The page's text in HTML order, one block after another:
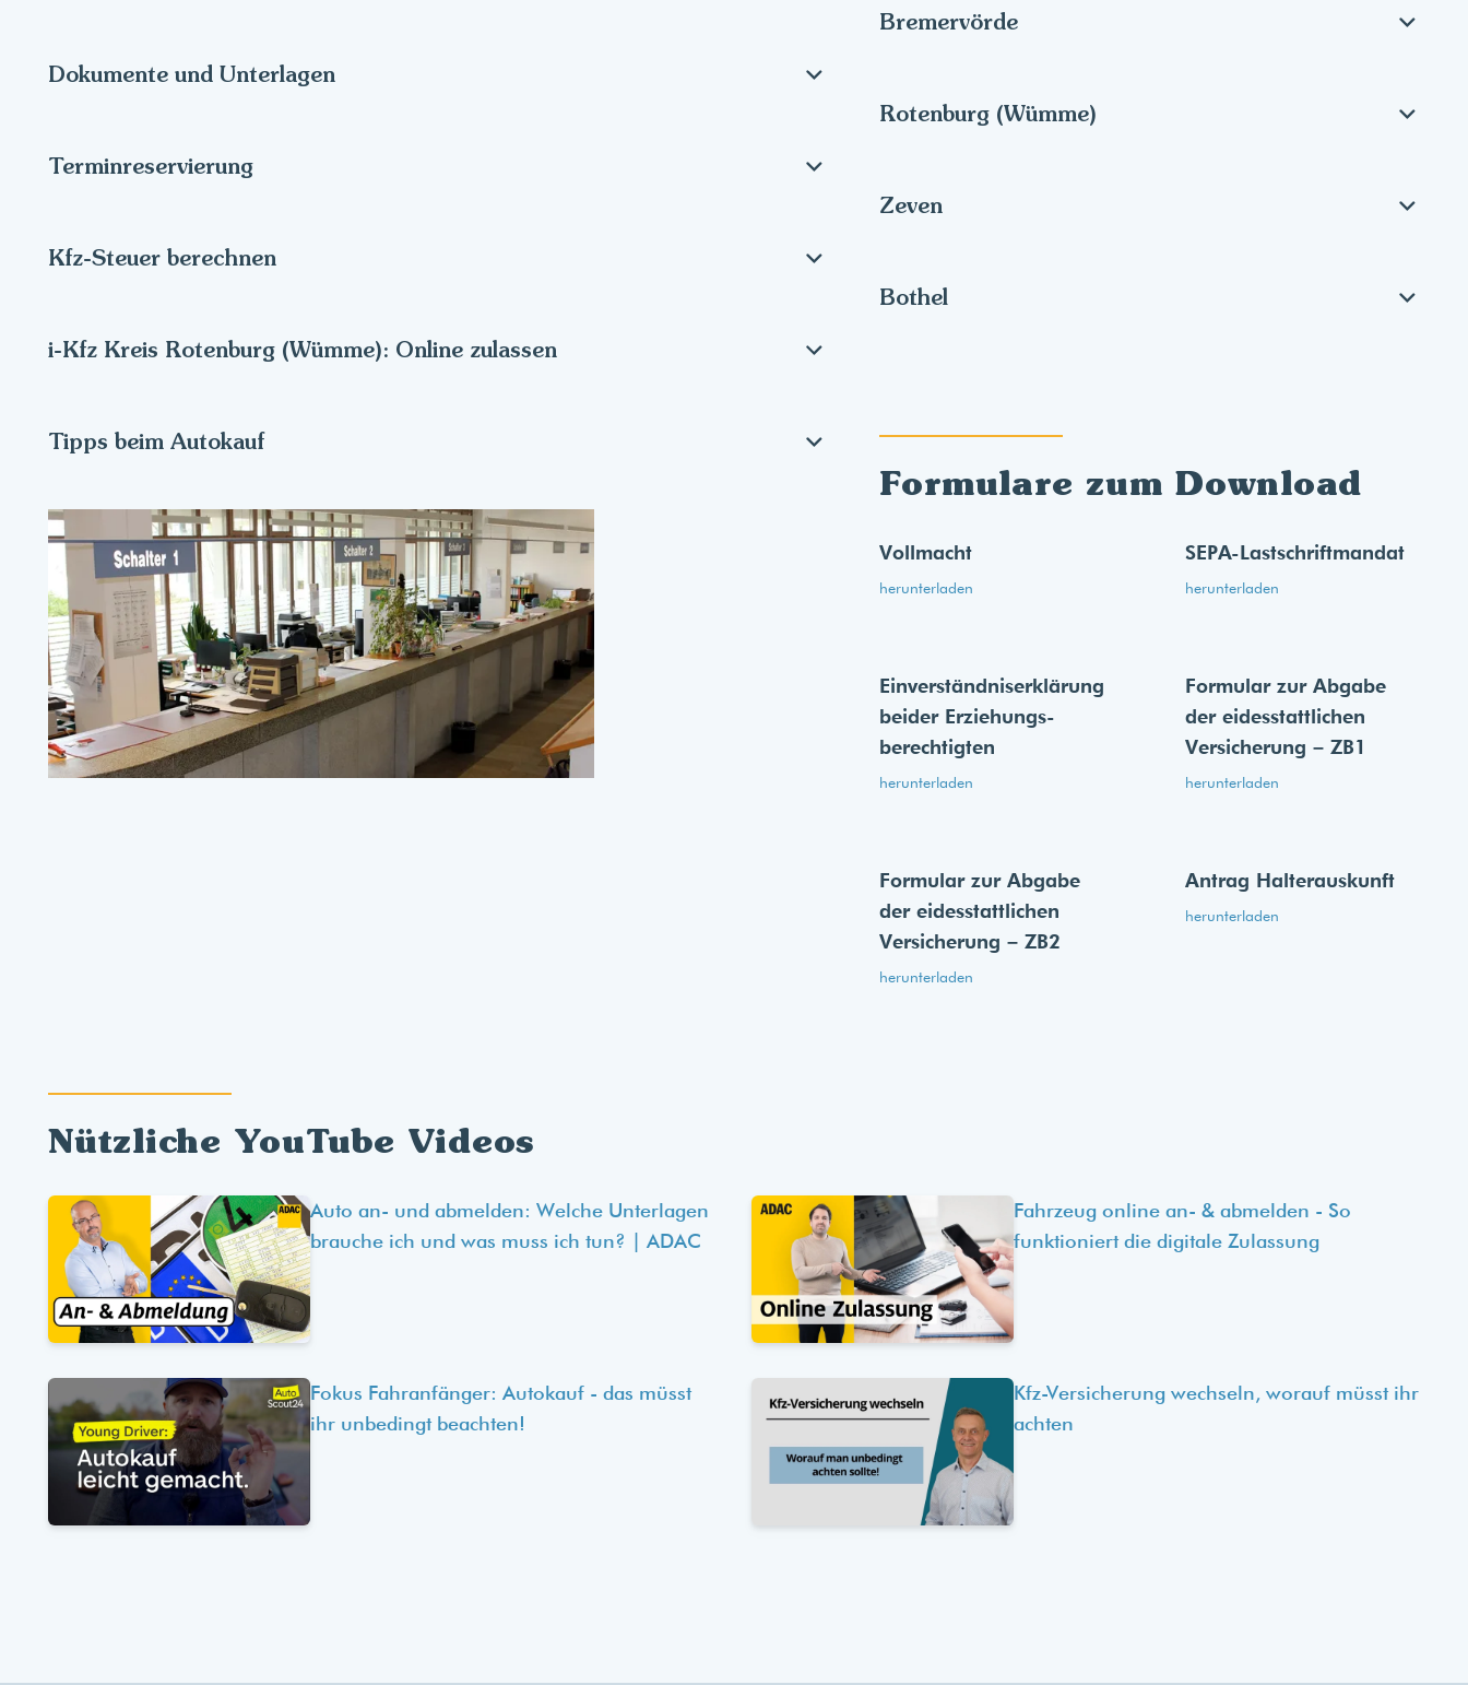
Dokumente und Unterlagen
Terminreservierung
Kfz-Steuer berechnen
i-Kfz Kreis Rotenburg (Wümme): Online zulassen
Tipps beim Autokauf
Bremervörde
Rotenburg (Wümme)
Zeven
Bothel
Formulare zum Download
Vollmacht
herunterladen
SEPA-Lastschriftmandat
herunterladen
Einverständnis­erklärung
beider Erziehungs­
berechtigten
herunterladen
Formular zur Abgabe
der eides­stattlichen
Versicherung – ZB1
herunterladen
Formular zur Abgabe
der eides­stattlichen
Versicherung – ZB2
herunterladen
Antrag Halterauskunft
herunterladen
Nützliche YouTube Videos
Auto an- und abmelden: Welche Unterlagen
brauche ich und was muss ich tun? | ADAC
Fahrzeug online an- & abmelden - So
funktioniert die digitale Zulassung
Fokus Fahranfänger: Autokauf - das müsst
ihr unbedingt beachten!
Kfz-Versicherung wechseln, worauf müsst ihr
achten